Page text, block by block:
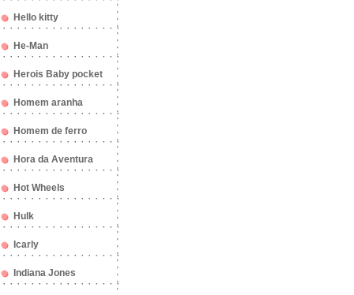
Hello kitty
He-Man
Herois Baby pocket
Homem aranha
Homem de ferro
Hora da Aventura
Hot Wheels
Hulk
Icarly
Indiana Jones